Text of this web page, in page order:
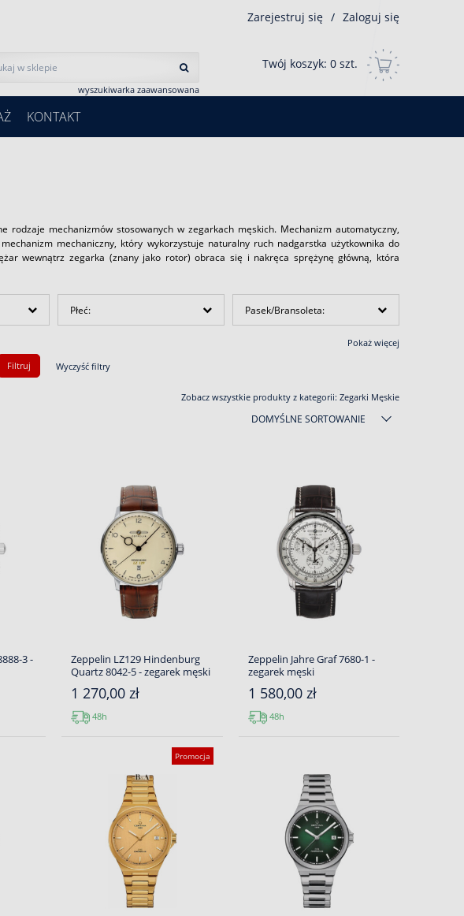
wyszukiwarka zaawansowana
Zarejestruj się / Zaloguj się
Twój koszyk: 0 szt.
KONTAKT
rodzaje mechanizmów stosowanych w zegarkach męskich. Mechanizm automatyczny,
mechaniczny, który wykorzystuje naturalny ruch nadgarstka użytkownika do
wewnątrz zegarka (znany jako rotor) obraca się i nakręca sprężynę główną, która
Płeć: Pasek/Bransoleta:
Pokaż więcej
Filtruj
Wyczyść filtry
Zobacz wszystkie produkty z kategorii: Zegarki Męskie
DOMYŚLNE SORTOWANIE
3 -
Zeppelin LZ129 Hindenburg
Quartz 8042-5 - zegarek męski
1 270,00 zł
48h
Zeppelin Jahre Graf 7680-1 -
zegarek męski
1 580,00 zł
48h
Promocja